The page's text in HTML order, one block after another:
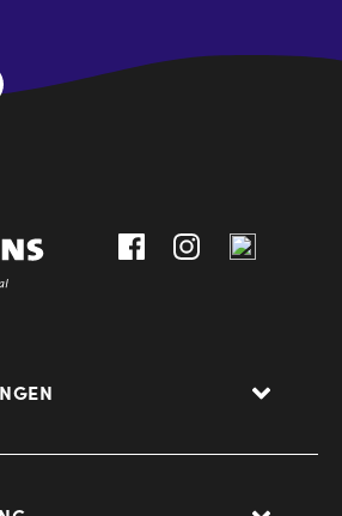
Kulturhausstraße